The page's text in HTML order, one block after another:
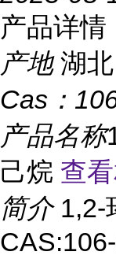
产品详情
产地 湖北
Cas：
产品名称
己烷 查
简介 1,2-